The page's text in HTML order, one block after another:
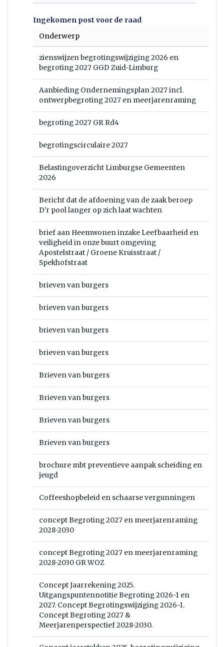
Ingekomen post voor de raad
Onderwerp
zienswijzen begrotingswijziging 2026 en
begroting 2027 GGD Zuid-Limburg
Aanbieding Ondernemingsplan 2027 incl.
ontwerpbegroting 2027 en meerjarenraming
begroting 2027 GR Rd4
begrotingscirculaire 2027
Belastingoverzicht Limburgse Gemeenten
2026
Bericht dat de afdoening van de zaak beroep
D'r pool langer op zich laat wachten
brief aan Heemwonen inzake Leefbaarheid en
veiligheid in onze buurt omgeving
Apostelstraat / Groene Kruisstraat /
Spekhofstraat
brieven van burgers
brieven van burgers
brieven van burgers
brieven van burgers
Brieven van burgers
Brieven van burgers
Brieven van burgers
Brieven van burgers
brochure mbt preventieve aanpak scheiding en
jeugd
Coffeeshopbeleid en schaarse vergunningen
concept Begroting 2027 en meerjarenraming
2028-2030
concept Begroting 2027 en meerjarenraming
2028-2030 GR WOZ
Concept Jaarrekening 2025.
Uitgangspuntennotitie Begroting 2026-1 en
2027. Concept Begrotingswijziging 2026-1.
Concept Begroting 2027 &
Meerjarenperspectief 2028-2030.